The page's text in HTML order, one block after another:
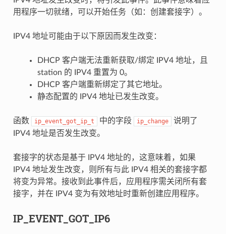
用程序一切就绪，可以开始任务（如：创建套接字）。
IPV4 地址可能由于以下原因而发生改变：
DHCP 客户端无法重新获取/绑定 IPV4 地址，且
station 的 IPV4 重置为 0。
DHCP 客户端重新绑定了其它地址。
静态配置的 IPV4 地址已发生改变。
函数 ip_event_got_ip_t 中的字段 ip_change
说明了
IPV4 地址是否发生改变。
套接字的状态是基于 IPV4 地址的，这意味着，如果
IPV4 地址发生改变，则所有与此 IPV4 相关的套接字都
将变为异常。接收到此事件后，应用程序需关闭所有套
接字，并在 IPV4 变为有效地址时重新创建应用程序。
IP_EVENT_GOT_IP6